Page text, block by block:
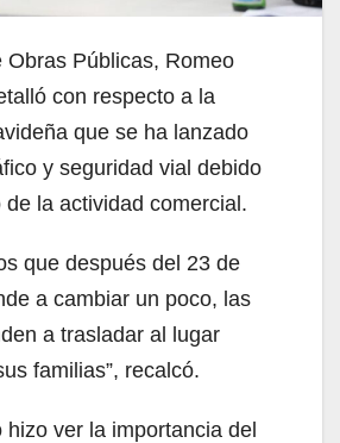
Obras Públicas, Romeo
con respecto a la
que se ha lanzado
y seguridad vial debido
la actividad comercial.
que después del 23 de
a cambiar un poco, las
a trasladar al lugar
familias”, recalcó.
hizo ver la importancia del